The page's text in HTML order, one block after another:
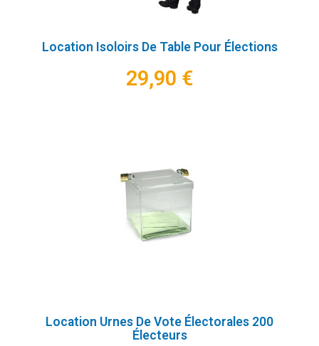
Location Isoloirs De Table Pour Élections
29,90 €
Location Urnes De Vote Électorales 200
Électeurs